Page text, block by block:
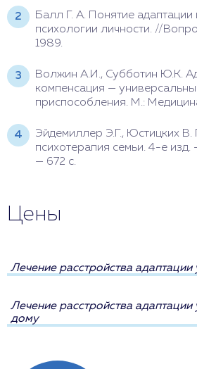
Балл Г. А. Понятие адаптации
психологии личности. //
1989.
Волжин А.И., Субботин Ю.К.
компенсация —
приспособления. М.:
Эйдемиллер Э.Г., Юстицких В.
психотерапия семьи. 4-е
— 672 с.
Цены
Лечение расстройства адаптации
Лечение расстройства адаптации
дому